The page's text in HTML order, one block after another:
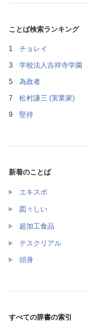
ことば検索ランキング
チョレイ
学校法人吉祥寺学園
為政者
松村謙三 (実業家)
堅持
新着のことば
エキスポ
図々しい
超加工食品
テスクリアル
頭身
すべての辞書の索引